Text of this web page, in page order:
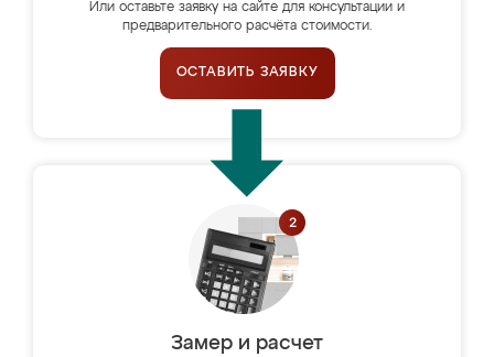
Или оставьте заявку на сайте для консультации и
предварительного расчёта стоимости.
ОСТАВИТЬ ЗАЯВКУ
Замер и расчет